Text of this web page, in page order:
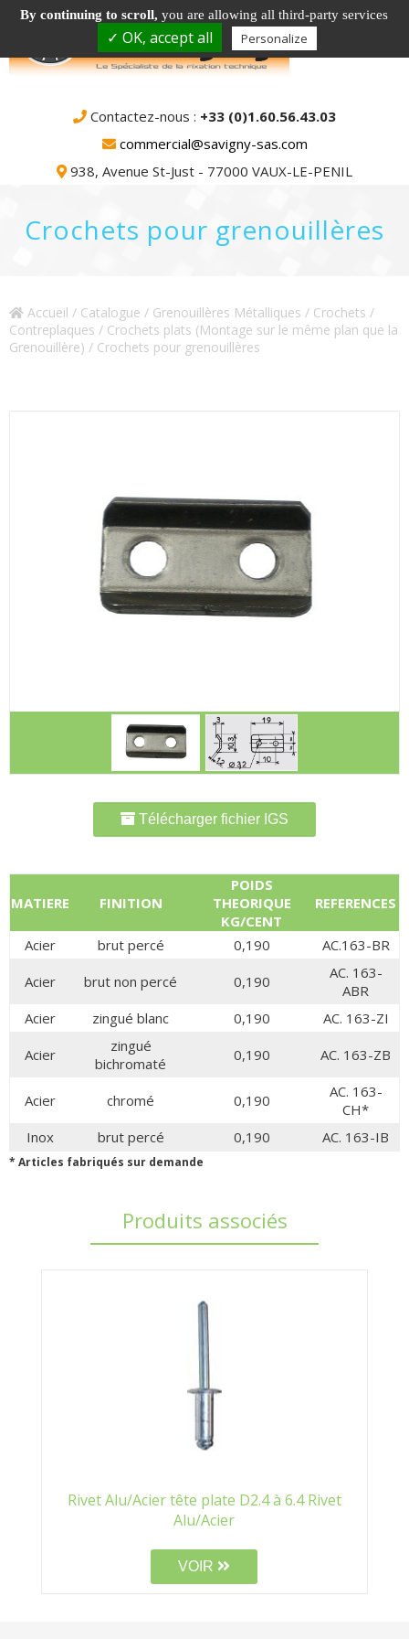
Contactez-nous : +33 (0)1.60.56.43.03
commercial@savigny-sas.com
938, Avenue St-Just - 77000 VAUX-LE-PENIL
Crochets pour grenouillères
Accueil / Catalogue / Grenouillères Métalliques / Crochets /
Contreplaques / Crochets plats (Montage sur le même plan que la
Grenouillère) / Crochets pour grenouillères
Télécharger fichier IGS
MATIERE FINITION
POIDS
THEORIQUE
KG/CENT
REFERENCES
Acier brut percé 0,190
AC.163-BR
Acier
brut non percé 0,190
AC. 163-
ABR
Acier
zingué blanc 0,190
AC. 163-ZI
Acier
zingué
bichromaté
0,190 AC. 163-ZB
Acier chromé 0,190
AC. 163-
CH*
Inox
brut percé 0,190 AC. 163-IB
* Articles fabriqués sur demande
Produits associés
Rivet Alu/Acier tête plate D2.4 à 6.4 Rivet
Alu/Acier
VOIR
By continuing to scroll, you are allowing all third-party services
✓ OK, accept all Personalize